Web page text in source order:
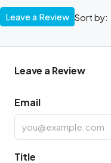
Sort by:
Leave a Review
Leave a Review
Email
Title